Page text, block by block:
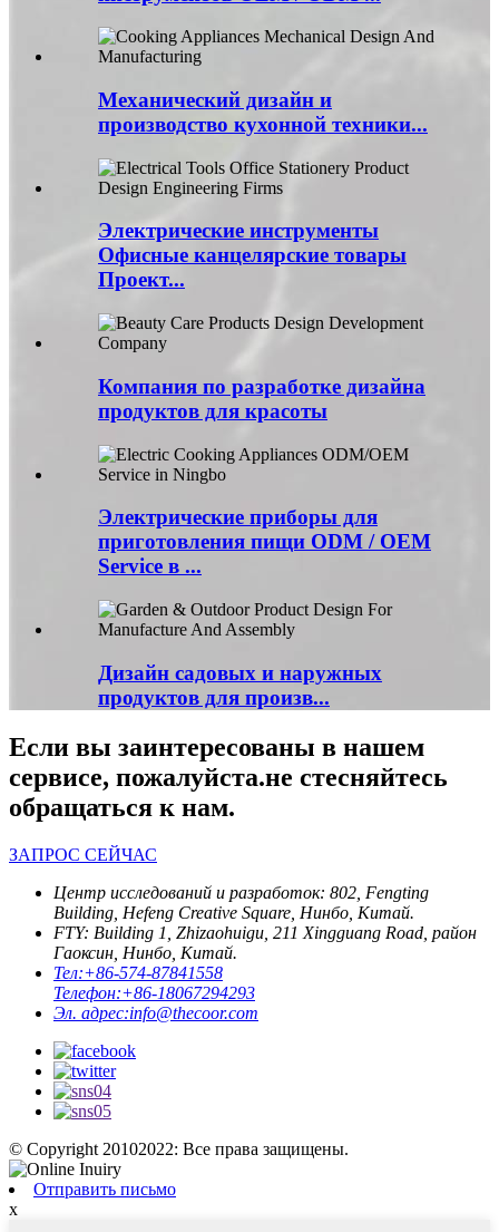
Механический дизайн и
производство кухонной техники...
Электрические инструменты
Офисные канцелярские товары
Проект...
Компания по разработке дизайна
продуктов для красоты
Электрические приборы для
приготовления пищи ODM / OEM
Service в ...
Дизайн садовых и наружных
продуктов для произв...
Если вы заинтересованы в нашем
сервисе, пожалуйста.не стесняйтесь
обращаться к нам.
ЗАПРОС СЕЙЧАС
Центр исследований и разработок: 802, Fengting
Building, Hefeng Creative Square, Нинбо, Китай.
FTY: Building 1, Zhizaohuigu, 211 Xingguang Road, район
Гаоксин, Нинбо, Китай.
Тел:+86-574-87841558
Телефон:+86-18067294293
Эл. адрес:info@thecoor.com
© Copyright 20102022: Все права защищены.
Отправить письмо
x